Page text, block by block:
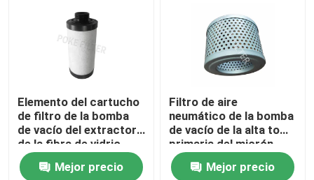
Elemento del cartucho
de filtro de la bomba
de vacío del extractor
de la fibra de vidrio
PL00005 para la
fábrica de la comida
Mejor precio
Filtro de aire
neumático de la bomba
de vacío de la alta toma
primaria del micrón
F003 adaptable
Mejor precio